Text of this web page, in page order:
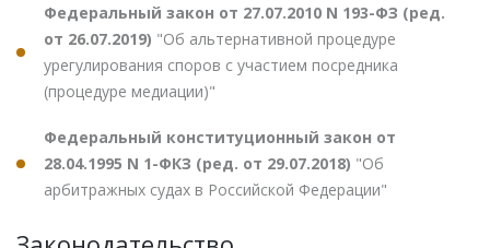
Федеральный закон от 27.07.2010 N 193-ФЗ (ред.
от 26.07.2019) "Об альтернативной процедуре
урегулирования споров с участием посредника
(процедуре медиации)"
Федеральный конституционный закон от
28.04.1995 N 1-ФКЗ (ред. от 29.07.2018) "Об
арбитражных судах в Российской Федерации"